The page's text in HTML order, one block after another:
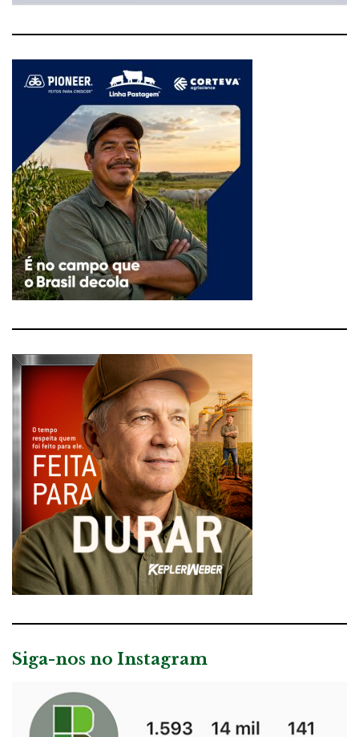
Siga-nos no Instagram